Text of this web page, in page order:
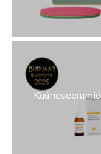
Küüneseerumid